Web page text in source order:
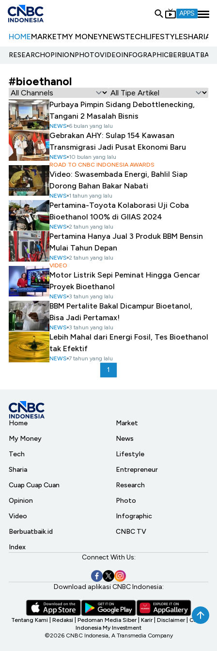
APPS
HOMEMARKETMY MONEYNEWSTECHLIFESTYLESHARIA
RESEARCHOPINIONPHOTOVIDEOINFOGRAPHIC
#bioethanol
Purbaya Pimpin Sidang Debottlenecking,
Tangani 2 Masalah Bisnis
NEWS 6 bulan yang lalu
Gebrakan AHY: Sulap 154 Kawasan
Transmigrasi Jadi Pusat Ekonomi Baru
NEWS 10 bulan yang lalu
ROAD TO CNBC INDONESIA AWARDS
Video: Swasembada Energi, Bahlil Siap
Dorong Bahan Bakar Nabati
NEWS 1 tahun yang lalu
Pertamina-Toyota Kolaborasi Uji Coba
Bioethanol 100% di GIIAS 2024
NEWS 2 tahun yang lalu
Pertamina Hanya Jual 3 Produk BBM Bensin
Mulai Tahun Depan
NEWS 2 tahun yang lalu
VIDEO
Motor Listrik Sepi Peminat Hingga Gencar
Proyek Bioethanol
NEWS 3 tahun yang lalu
BBM Pertalite Bakal Dicampur Bioetanol,
Bisa Jadi Pertamax!
NEWS 3 tahun yang lalu
Lebih Mahal dari Energi Fosil, Tes Bioethanol
tak Efektif
NEWS 7 tahun yang lalu
1
Home
My Money
Tech
Sharia
Cuap Cuap Cuan
Opinion
Video
Berbuatbaik.id
Index
Market
News
Lifestyle
Entrepreneur
Research
Photo
Infographic
CNBC TV
Connect With Us:
Download aplikasi CNBC Indonesia:
Tentang Kami Redaksi Pedoman Media Siber Karir Disclaimer CNBC
Indonesia My Investment
©2026 CNBC Indonesia, A Transmedia Company